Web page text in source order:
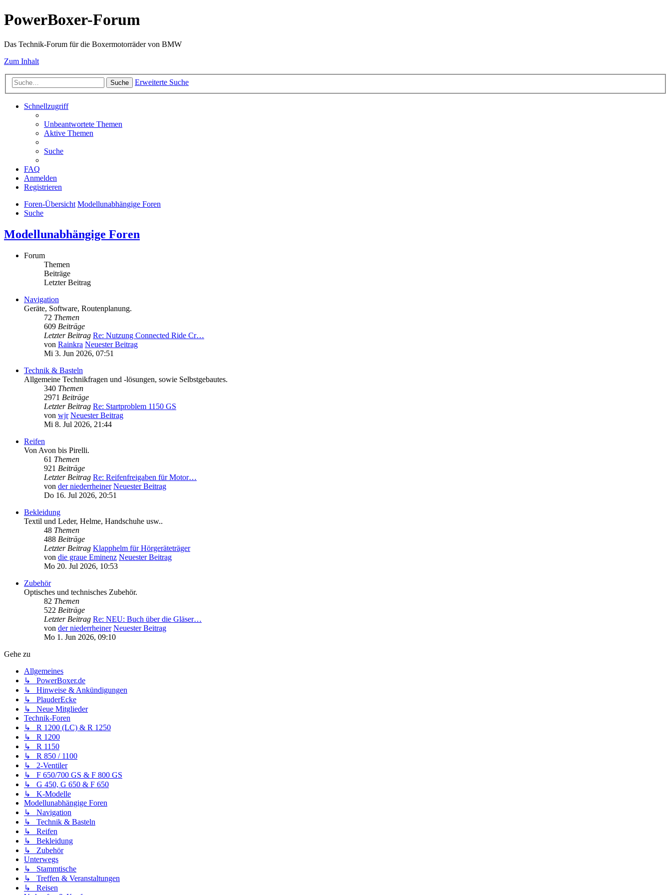
PowerBoxer-Forum
Das Technik-Forum für die Boxermotorräder von BMW
Zum Inhalt
Suche Erweiterte Suche
Schnellzugriff
Unbeantwortete Themen
Aktive Themen
Suche
FAQ
Anmelden
Registrieren
Foren-Übersicht Modellunabhängige Foren
Suche
Modellunabhängige Foren
Forum
Themen
Beiträge
Letzter Beitrag
Navigation
Geräte, Software, Routenplanung.
72 Themen
609 Beiträge
Letzter Beitrag Re: Nutzung Connected Ride Cr…
von Rainkra Neuester Beitrag
Mi 3. Jun 2026, 07:51
Technik & Basteln
Allgemeine Technikfragen und -lösungen, sowie Selbstgebautes.
340 Themen
2971 Beiträge
Letzter Beitrag Re: Startproblem 1150 GS
von wjr Neuester Beitrag
Mi 8. Jul 2026, 21:44
Reifen
Von Avon bis Pirelli.
61 Themen
921 Beiträge
Letzter Beitrag Re: Reifenfreigaben für Motor…
von der niederrheiner Neuester Beitrag
Do 16. Jul 2026, 20:51
Bekleidung
Textil und Leder, Helme, Handschuhe usw..
48 Themen
488 Beiträge
Letzter Beitrag Klapphelm für Hörgeräteträger
von die graue Eminenz Neuester Beitrag
Mo 20. Jul 2026, 10:53
Zubehör
Optisches und technisches Zubehör.
82 Themen
522 Beiträge
Letzter Beitrag Re: NEU: Buch über die Gläser…
von der niederrheiner Neuester Beitrag
Mo 1. Jun 2026, 09:10
Gehe zu
Allgemeines
↳ PowerBoxer.de
↳ Hinweise & Ankündigungen
↳ PlauderEcke
↳ Neue Mitglieder
Technik-Foren
↳ R 1200 (LC) & R 1250
↳ R 1200
↳ R 1150
↳ R 850 / 1100
↳ 2-Ventiler
↳ F 650/700 GS & F 800 GS
↳ G 450, G 650 & F 650
↳ K-Modelle
Modellunabhängige Foren
↳ Navigation
↳ Technik & Basteln
↳ Reifen
↳ Bekleidung
↳ Zubehör
Unterwegs
↳ Stammtische
↳ Treffen & Veranstaltungen
↳ Reisen